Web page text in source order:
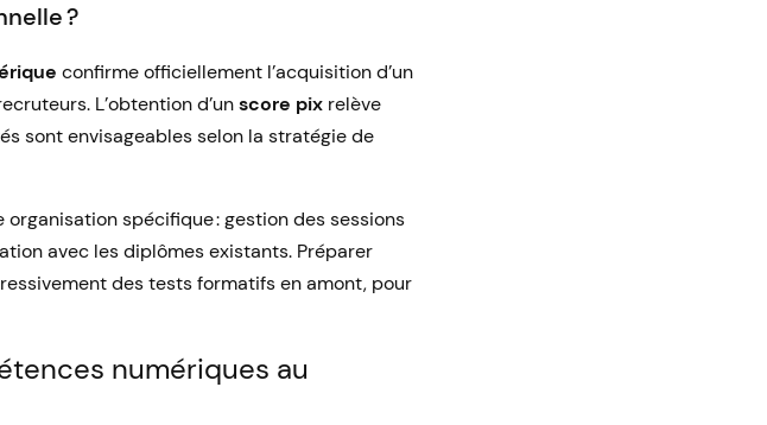
?
confirme officiellement l’acquisition d’un
L’obtention d’unscore pix relève
sont envisageables selon la stratégie de
spécifique : gestion des sessions
avec les diplômes existants. Préparer
des tests formatifs en amont, pour
numériques au